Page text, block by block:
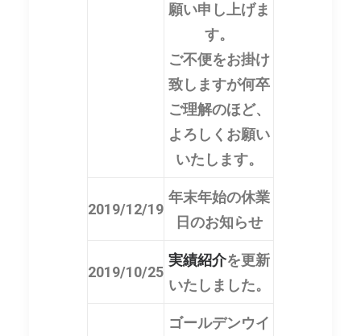
願い申し上げま
す。
ご不便をお掛け
致しますが何卒
ご理解のほど、
よろしくお願い
いたします。
2019/12/19
年末年始の休業
日のお知らせ
2019/10/25
実績紹介を更新
いたしました。
ゴールデンウイ